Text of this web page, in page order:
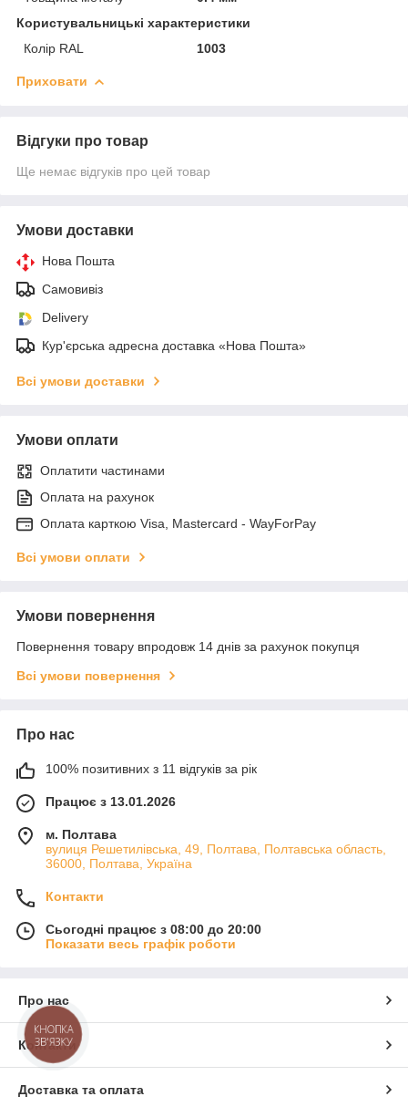
Користувальницькі характеристики
Колір RAL
1003
Приховати
Відгуки про товар
Ще немає відгуків про цей товар
Умови доставки
Нова Пошта
Самовивіз
Delivery
Кур'єрська адресна доставка «Нова Пошта»
Всі умови доставки
Умови оплати
Оплатити частинами
Оплата на рахунок
Оплата карткою Visa, Mastercard - WayForPay
Всі умови оплати
Умови повернення
Повернення товару впродовж 14 днів за рахунок покупця
Всі умови повернення
Про нас
100% позитивних з 11 відгуків за рік
Працює з 13.01.2026
м. Полтава
вулиця Решетилівська, 49, Полтава, Полтавська область,
36000, Полтава, Україна
Контакти
Сьогодні працює з 08:00 до 20:00
Показати весь графік роботи
Про нас
Контакти
Доставка та оплата
КНОПКА
ЗВ'ЯЗКУ